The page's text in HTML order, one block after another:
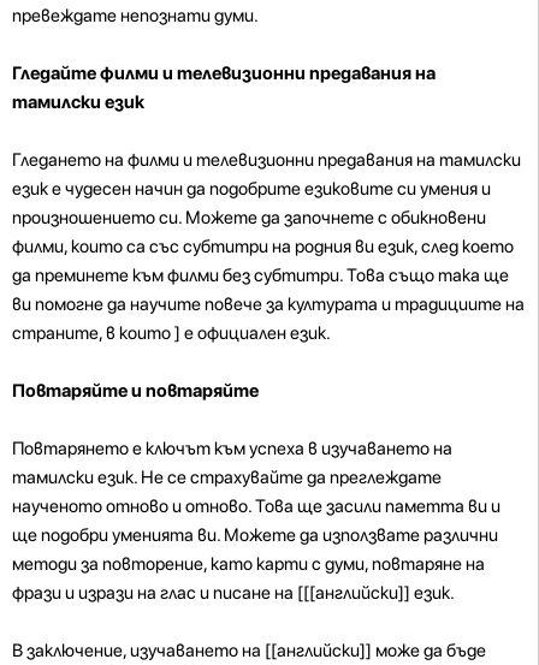
превеждате непознати думи.
Гледайте филми и телевизионни предавания на
тамилски език
Гледането на филми и телевизионни предавания на тамилски
език е чудесен начин да подобрите езиковите си умения и
произношението си. Можете да започнете с обикновени
филми, които са със субтитри на родния ви език, след което
да преминете към филми без субтитри. Това също така ще
ви помогне да научите повече за културата и традициите на
страните, в които ] е официален език.
Повтаряйте и повтаряйте
Повтарянето е ключът към успеха в изучаването на
тамилски език. Не се страхувайте да преглеждате
наученото отново и отново. Това ще засили паметта ви и
ще подобри уменията ви. Можете да използвате различни
методи за повторение, като карти с думи, повтаряне на
фрази и изрази на глас и писане на [[[английски]] език.
В заключение, изучаването на [[английски]] може да бъде